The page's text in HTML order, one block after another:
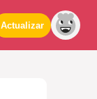
Actualizar